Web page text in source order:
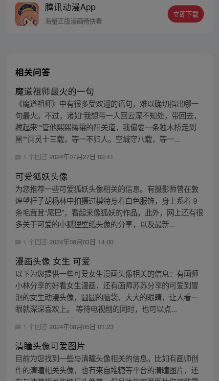
腾讯动漫App
海量正版漫画畅快看
立即下载
相关问答
魔道祖师最火的一句
《魔道祖师》中有很多受欢迎的语句，难以确切指出哪一
句最火。不过，诸如“我想带一人回云深不知处，带回去，
藏起来”“管他熙熙攘攘的阳关道，我偏要一条独木桥走到
黑”“问灵十三载，等一不归人。空城守八载，等一...
1 个回答 2024年07月27日 02:41
可爱狐妖头像
为您推荐一些可爱狐妖头像相关的信息。有摄影师曾在敦
煌望杆子胡杨林中拍摄过模特身着白色服饰，身上系着 9
条毛茸茸“尾巴”，看起来像狐妖的作品。此外，网上还有很
多关于可爱的小狐狸壁纸头像的分享，以及最新...
1 个回答 2024年08月03日 14:00
漫画头像 女生 可爱
以下为您提供一些可爱女生漫画头像相关的信息：有画师
小林分享的好看女生漫画，还有画师苏苏分享的可爱到冒
泡的女生动漫头像，圆圆的脑袋、大大的眼睛，让人看一
眼就深深喜欢上。 等待电视剧的同时，也可以点...
1 个回答 2024年08月05日 01:23
清瞳头像可爱图片
目前为您找到一些与清瞳头像相关的信息。比如有画师创
作的清瞳相关头像，也有来自堆糖等平台的清瞳图片，还